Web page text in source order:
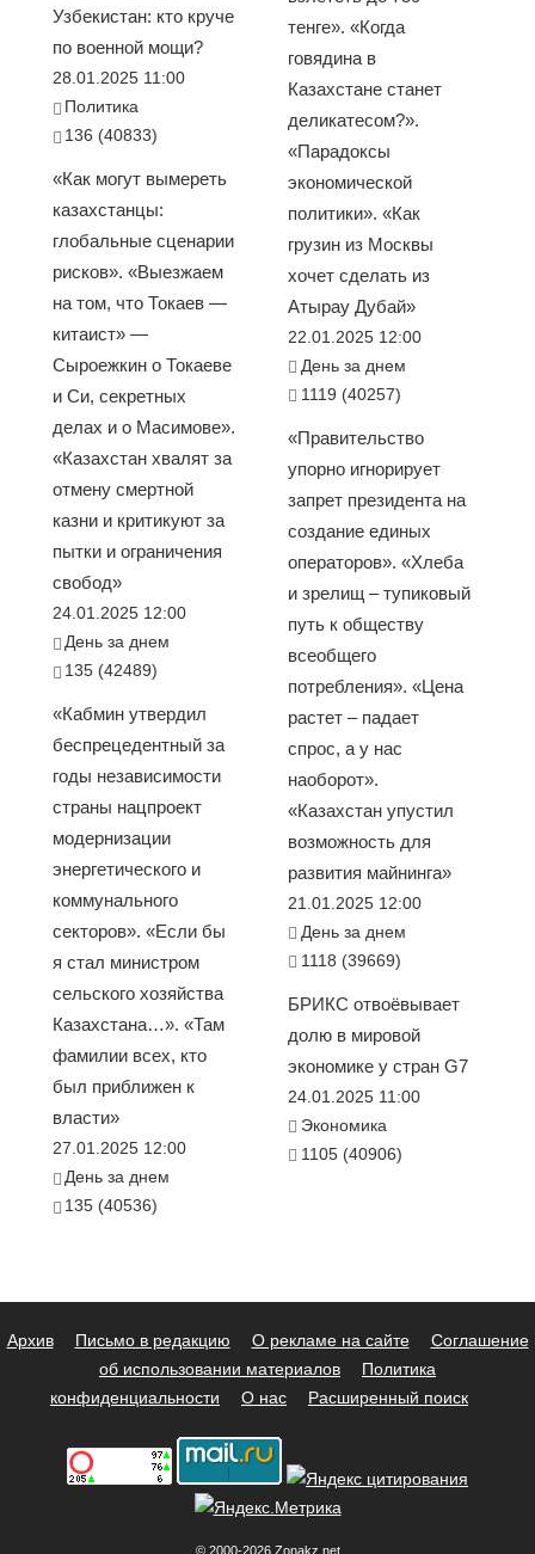
Узбекистан: кто круче
по военной мощи?
28.01.2025 11:00
Политика
136 (40833)
«Как могут вымереть
казахстанцы:
глобальные сценарии
рисков». «Выезжаем
на том, что Токаев —
китаист» —
Сыроежкин о Токаеве
и Си, секретных
делах и о Масимове».
«Казахстан хвалят за
отмену смертной
казни и критикуют за
пытки и ограничения
свобод»
24.01.2025 12:00
День за днем
135 (42489)
«Кабмин утвердил
беспрецедентный за
годы независимости
страны нацпроект
модернизации
энергетического и
коммунального
секторов». «Если бы
я стал министром
сельского хозяйства
Казахстана…». «Там
фамилии всех, кто
был приближен к
власти»
27.01.2025 12:00
День за днем
135 (40536)
тенге». «Когда
говядина в
Казахстане станет
деликатесом?».
«Парадоксы
экономической
политики». «Как
грузин из Москвы
хочет сделать из
Атырау Дубай»
22.01.2025 12:00
День за днем
1119 (40257)
«Правительство
упорно игнорирует
запрет президента на
создание единых
операторов». «Хлеба
и зрелищ – тупиковый
путь к обществу
всеобщего
потребления». «Цена
растет – падает
спрос, а у нас
наоборот».
«Казахстан упустил
возможность для
развития майнинга»
21.01.2025 12:00
День за днем
1118 (39669)
БРИКС отвоёвывает
долю в мировой
экономике у стран G7
24.01.2025 11:00
Экономика
1105 (40906)
Архив Письмо в редакцию О рекламе на сайте
Соглашение
об использовании материалов
Политика
конфиденциальности
О нас Расширенный поиск
© 2000-2026 Zonakz.net